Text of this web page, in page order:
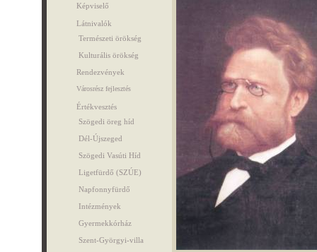
Képviselő
Látnivalók
Természeti örökség
Kulturális örökség
Rendezvények
Városrész fejlesztés
Értékvesztés
Szögedi öreg híd
Dél-Újszeged
Szögedi Vasúti Híd
Ligetfürdő (SZÚE)
Napfonnyfürdő
Intézmények
Gyermekkórház
Szent-Györgyi-villa